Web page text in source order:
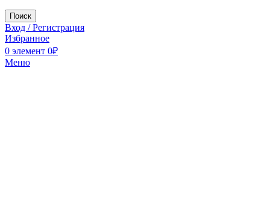
Поиск
Вход / Регистрация
Избранное
0 элемент 0₽
Меню